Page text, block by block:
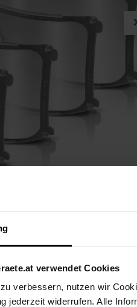
verwendet Cookies
verbessern, nutzen wir
jederzeit widerrufen. Alle